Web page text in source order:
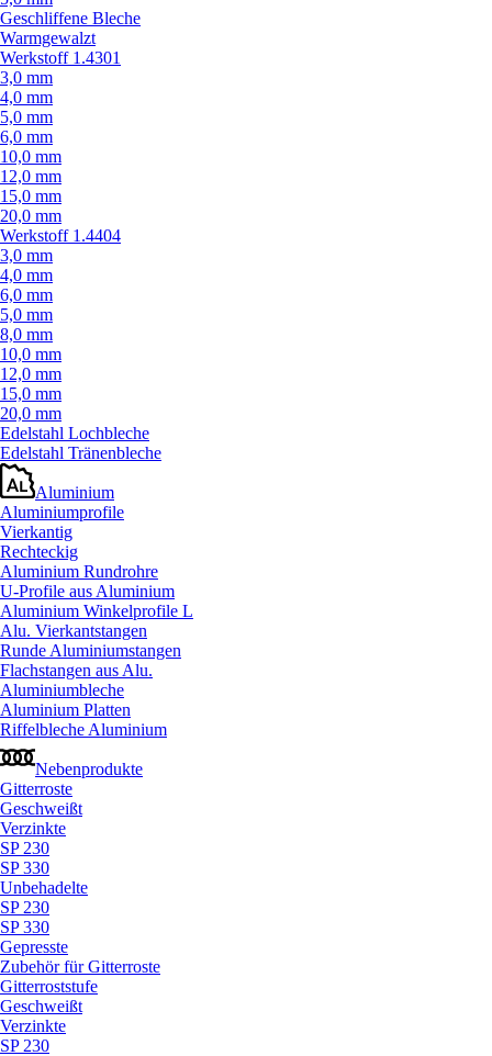
Geschliffene Bleche
Warmgewalzt
Werkstoff 1.4301
3,0 mm
4,0 mm
5,0 mm
6,0 mm
10,0 mm
12,0 mm
15,0 mm
20,0 mm
Werkstoff 1.4404
3,0 mm
4,0 mm
6,0 mm
5,0 mm
8,0 mm
10,0 mm
12,0 mm
15,0 mm
20,0 mm
Edelstahl Lochbleche
Edelstahl Tränenbleche
Aluminium
Aluminiumprofile
Vierkantig
Rechteckig
Aluminium Rundrohre
U-Profile aus Aluminium
Aluminium Winkelprofile L
Alu. Vierkantstangen
Runde Aluminiumstangen
Flachstangen aus Alu.
Aluminiumbleche
Aluminium Platten
Riffelbleche Aluminium
Nebenprodukte
Gitterroste
Geschweißt
Verzinkte
SP 230
SP 330
Unbehadelte
SP 230
SP 330
Gepresste
Zubehör für Gitterroste
Gitterroststufe
Geschweißt
Verzinkte
SP 230